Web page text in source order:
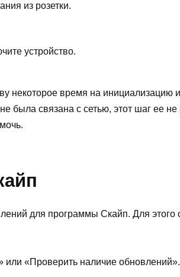
из розетки.
устройство.
некоторое время на инициализацию
была связана с сетью, этот шаг ее
для программы Скайп. Для этого
или «Проверить наличие